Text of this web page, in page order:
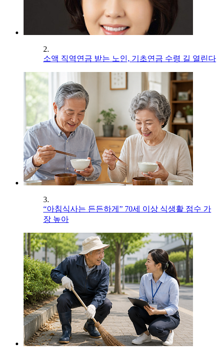
2.
소액 직역연금 받는 노인, 기초연금 수령 길 열린다
3.
“아침식사는 든든하게” 70세 이상 식생활 점수 가
장 높아